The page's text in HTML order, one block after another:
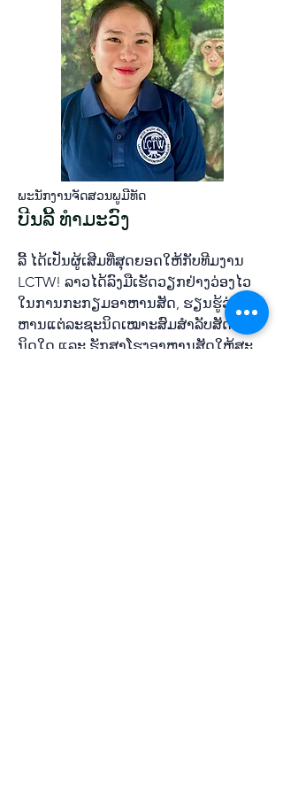
ພະ​ນັກ​ງານ​ຈັດ​ສວນ​ພູ​ມີ​ທັດ
ບີນລີ້ ທຳມະວົງ
ລີ້ ໄດ້ເປັນຜູ້​ເສີມ​ທີ່​ສຸດຍອດ​ໃຫ້​ກັບ​ທີມ​ງານ
LCTW! ລາວ​ໄດ້​ລົງ​ມື​ເຮັດ​ວຽກ​ຢ່າງວ່ອງ​ໄວ
ໃນ​ການ​ກະ​ກຽມ​ອາ​ຫານ​ສັດ, ຮຽນ​ຮູ້​ວ່າ​ອາ​
ຫານ​ແຕ່​ລະ​ຊະ​ນິດ​ເໝາ​ະ​ສົມ​ສຳ​ລັບ​​ສັດຊະ​
ນິດ​ໃດ​ ແລະ ຮັກ​ສາ​ໂຮງອາ​ຫານ​ສັດ​ໃຫ້​ສະ​